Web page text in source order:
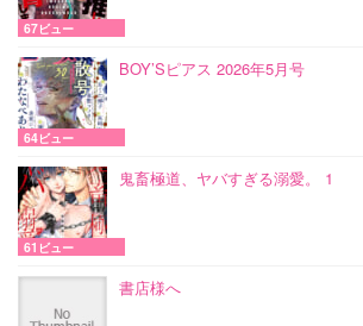
67ビュー
BOY’Sピアス 2026年5月号
64ビュー
鬼畜極道、ヤバすぎる溺愛。 1
61ビュー
書店様へ